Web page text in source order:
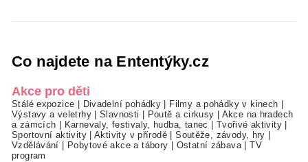
Co najdete na Ententýky.cz
Akce pro děti
Stálé expozice Divadelní pohádky Filmy a pohádky v kinech
Výstavy a veletrhy|Slavnosti Poutě a cirkusy
Akce na hradech
a zámcích
Karnevaly, festivaly, hudba, tanec Tvořivé aktivity
Sportovní aktivity|Aktivity v přírodě |Soutěže, závody, hry
Vzdělávání
Pobytové akce a tábory Ostatní zábava|TV
program